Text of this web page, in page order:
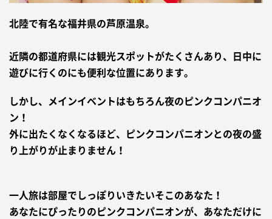
北陸で有名な福井県の芦原温泉。
近隣の都道府県には観光スポットがたくさんあり、日中に
遊びに行くのにも便利な位置にあります。
しかし、メインイベントはもちろん夜のピンクコンパニオ
ン！
外に出たくなくなるほど、ピンクコンパニオンとの夜の盛
り上がりが止まりません！
一人旅は部屋でしっぽりいきたいそこのあなた！
あなたにぴったりのピンクコンパニオンが、あなただけに